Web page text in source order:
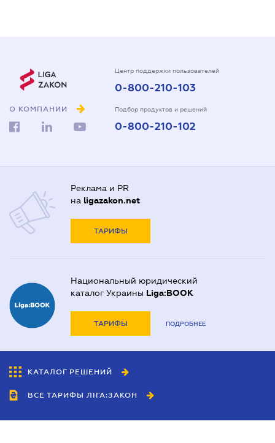
О КОМПАНИИ
Центр поддержки пользователей
0-800-210-103
Подбор продуктов и решений
0-800-210-102
Реклама и PR
на ligazakon.net
ТАРИФЫ
Национальный юридический
каталог Украины Liga:BOOK
ТАРИФЫ ПОДРОБНЕЕ
КАТАЛОГ РЕШЕНИЙ
ВСЕ ТАРИФЫ ЛІГА:ЗАКОН